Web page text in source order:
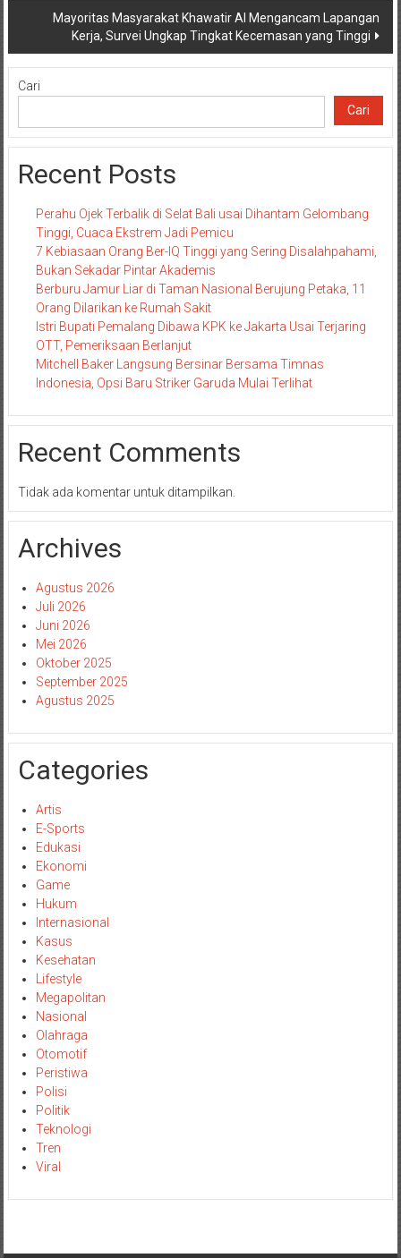
Mayoritas Masyarakat Khawatir AI Mengancam Lapangan
Kerja, Survei Ungkap Tingkat Kecemasan yang Tinggi
Cari
Cari
Recent Posts
Perahu Ojek Terbalik di Selat Bali usai Dihantam Gelombang
Tinggi, Cuaca Ekstrem Jadi Pemicu
7 Kebiasaan Orang Ber-IQ Tinggi yang Sering Disalahpahami,
Bukan Sekadar Pintar Akademis
Berburu Jamur Liar di Taman Nasional Berujung Petaka, 11
Orang Dilarikan ke Rumah Sakit
Istri Bupati Pemalang Dibawa KPK ke Jakarta Usai Terjaring
OTT, Pemeriksaan Berlanjut
Mitchell Baker Langsung Bersinar Bersama Timnas
Indonesia, Opsi Baru Striker Garuda Mulai Terlihat
Recent Comments
Tidak ada komentar untuk ditampilkan.
Archives
Agustus 2026
Juli 2026
Juni 2026
Mei 2026
Oktober 2025
September 2025
Agustus 2025
Categories
Artis
E-Sports
Edukasi
Ekonomi
Game
Hukum
Internasional
Kasus
Kesehatan
Lifestyle
Megapolitan
Nasional
Olahraga
Otomotif
Peristiwa
Polisi
Politik
Teknologi
Tren
Viral